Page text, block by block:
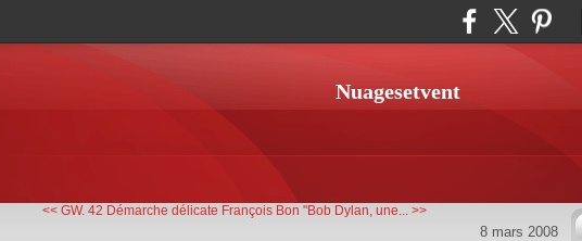
Nuagesetvent
<< GW. 42 Démarche délicate François Bon "Bob Dylan, une... >>
8 mars 2008